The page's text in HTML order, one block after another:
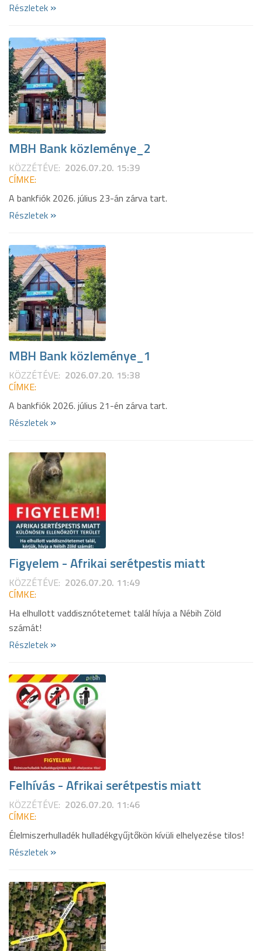
Részletek »
MBH Bank közleménye_2
KÖZZÉTÉVE: 2026.07.20. 15:39
CÍMKE:
A bankfiók 2026. július 23-án zárva tart.
Részletek »
MBH Bank közleménye_1
KÖZZÉTÉVE: 2026.07.20. 15:38
CÍMKE:
A bankfiók 2026. július 21-én zárva tart.
Részletek »
Figyelem - Afrikai serétpestis miatt
KÖZZÉTÉVE: 2026.07.20. 11:49
CÍMKE:
Ha elhullott vaddisznótetemet talál hívja a Nébih Zöld
számát!
Részletek »
Felhívás - Afrikai serétpestis miatt
KÖZZÉTÉVE: 2026.07.20. 11:46
CÍMKE:
Élelmiszerhulladék hulladékgyűjtőkön kívüli elhelyezése tilos!
Részletek »